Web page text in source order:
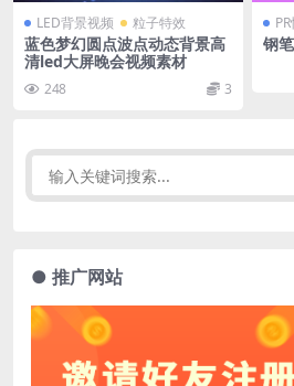
LED背景视频 粒子特效
蓝色梦幻圆点波点动态背景高
清led大屏晚会视频素材
248 3
钢
● 推广网站